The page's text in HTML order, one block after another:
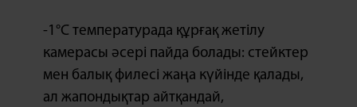
-1°C температурада құрғақ жетілу
камерасы әсері пайда болады: стейктер
мен балық филесі жаңа күйінде қалады,
ал жапондықтар айтқандай,